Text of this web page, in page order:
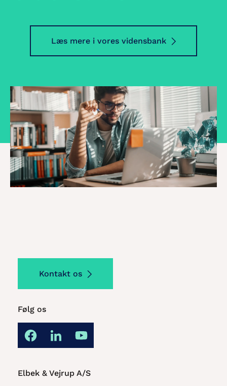
Læs mere i vores vidensbank
Elbek & Vejrup A/S
Kontakt os
Følg os